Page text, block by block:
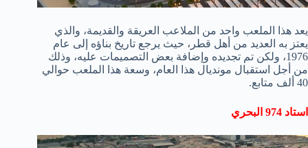
يعد هذا الملعب واحد من الملاعب العريقة والقديمة، والذي
يعتز به العديد من أهل قطر، حيث يرجع تاريخ بناؤه إلى عام
1976، ولكن تم تجديده وإضافة بعض التصميمات عليه، وذلك
من أجل استقبال مونديال هذا العام، وسعة هذا الملعب حوالي
40 ألف متابع.
استاد 974 البحري